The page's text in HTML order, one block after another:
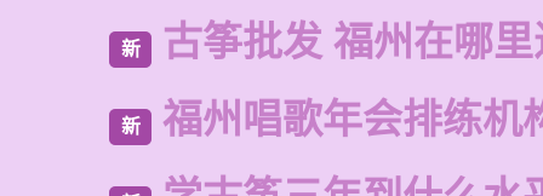
新 古筝批发 福州在哪
新 福州唱歌年会排练机